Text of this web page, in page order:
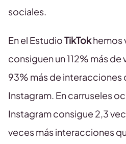
sociales.
En el EstudioTikTokhemos
consiguen un 112% más de
93% más de interacciones
Instagram. En carruseles
Instagram consigue 2,3
veces más interacciones